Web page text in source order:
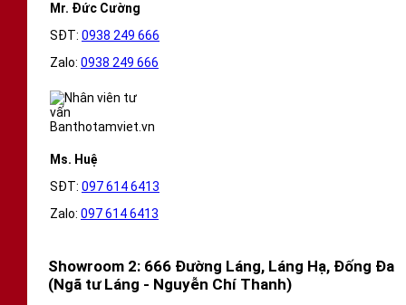
Mr. Đức Cường
SĐT: 0938 249 666
Zalo: 0938 249 666
Ms. Huệ
SĐT: 097 614 6413
Zalo: 097 614 6413
Showroom 2: 666 Đường Láng, Láng Hạ, Đống Đa
(Ngã tư Láng - Nguyễn Chí Thanh)